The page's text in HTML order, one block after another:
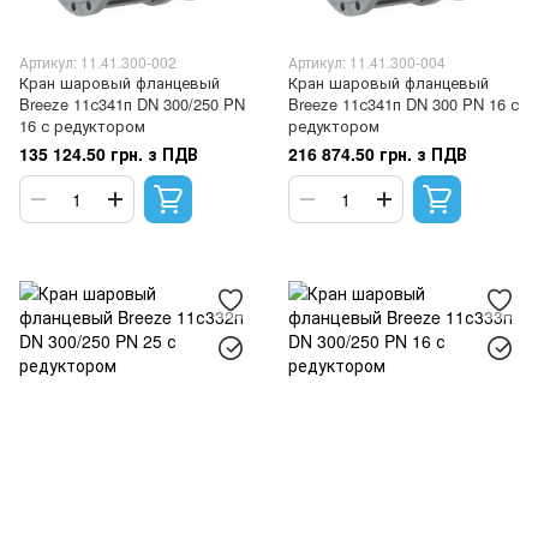
Артикул: 11.41.300-002
Кран шаровый фланцевый
Breeze 11с341п DN 300/250 PN
16 с редуктором
135 124.50 грн. з ПДВ
Артикул: 11.41.300-004
Кран шаровый фланцевый
Breeze 11с341п DN 300 PN 16 с
редуктором
216 874.50 грн. з ПДВ